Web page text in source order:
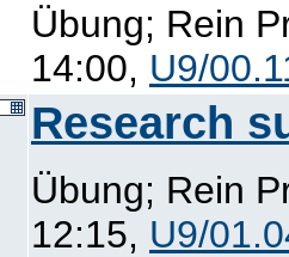
Übung; Rein
14:00, U9/
Research
Übung; Rein
12:15, U9/